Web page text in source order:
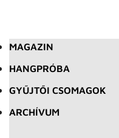
MAGAZIN
HANGPRÓBA
GYŰJTŐI CSOMAGOK
ARCHÍVUM